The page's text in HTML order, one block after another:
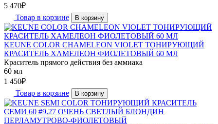
5 470₽
Товар в корзине
В корзину
KEUNE COLOR CHAMELEON VIOLET ТОНИРУЮЩИЙ
КРАСИТЕЛЬ ХАМЕЛЕОН ФИОЛЕТОВЫЙ 60 МЛ
Краситель прямого действия без аммиака
60 мл
1 450₽
Товар в корзине
В корзину